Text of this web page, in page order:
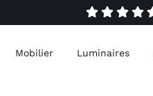
Mobilier Luminaires